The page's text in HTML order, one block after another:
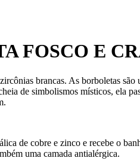
FOSCO E
brancas. As borboletas
de simbolismos místicos, ela
de cobre e zinco e recebe o
uma camada antialérgica.